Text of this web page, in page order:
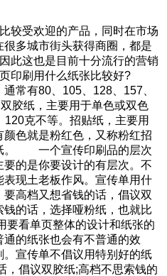
较受欢迎的产品，同时在市场
多城市街头获得商圈，都是
此这也是目前十分流行的营销
单页印刷用什么纸张比较好?
有80、105、128、157、
双胶纸，主要用于单色或双色
、120克不等。招贴纸，主要用
色就是粉红色，又称粉红招
纸。 一个宣传印刷品的层次
的是你要设计的有层次。不
土老板作风。宣传单用什
高档又想省钱的话，倡议双
话，选择哑粉纸，也就比
要看单页整体的设计和纸张的
很普通的纸张也会有不普通的效
。宣传单不倡议用特别好的纸
，倡议双胶纸;高档不思索钱的